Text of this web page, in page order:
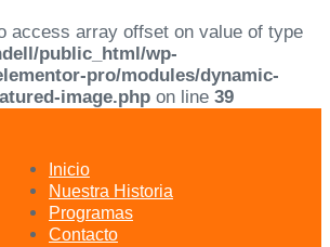
access array offset on value of type
public_html/wp-
pro/modules/dynamic-
image.php on line 39
Inicio
Nuestra Historia
Programas
Contacto